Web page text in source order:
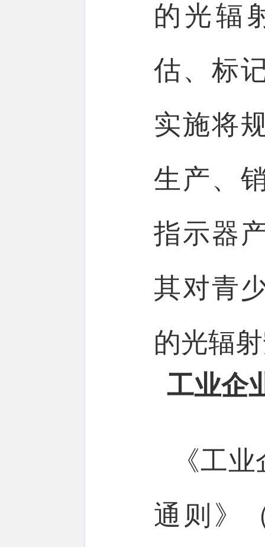
的光辐
估、标
实施将
生产、
指示器
其对青
的光辐
工业企
《工
通则》